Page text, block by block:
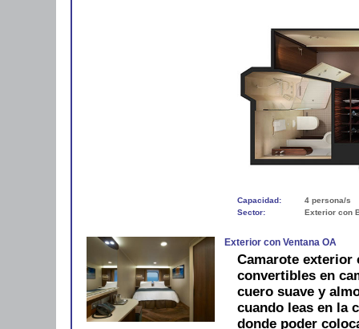
Capacidad:
4 persona/s
Sector:
Exterior con
Exterior con Ventana OA
Camarote exterior
convertibles en
cuero suave y
cuando leas en la
donde poder